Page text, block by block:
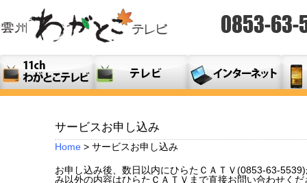
サービスお申し込み
Home > サービスお申し込み
お申し込み後、数日以内にひらたＣＡＴＶ(0853-63-
み以外の内容はひらたＣＡＴＶまで直接お問い合わせくだ